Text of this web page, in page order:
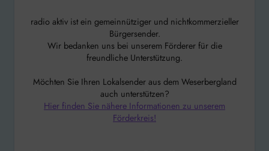
radio aktiv ist ein gemeinnütziger und nichtkommerzieller
Bürgersender.
Wir bedanken uns bei unserem Förderer für die
freundliche Unterstützung.
Möchten Sie Ihren Lokalsender aus dem Weserbergland
auch unterstützen?
Hier finden Sie nähere Informationen zu unserem
Förderkreis!